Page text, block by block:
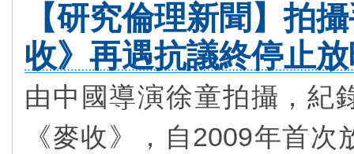
【研究倫理新聞】拍
收》再遇抗議終停止
由中國導演徐童拍攝，紀
《麥收》，自2009年首